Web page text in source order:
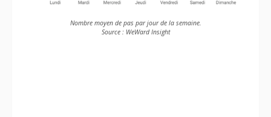
Nombre moyen de pas par jour de la semaine.
Source : WeWard Insight